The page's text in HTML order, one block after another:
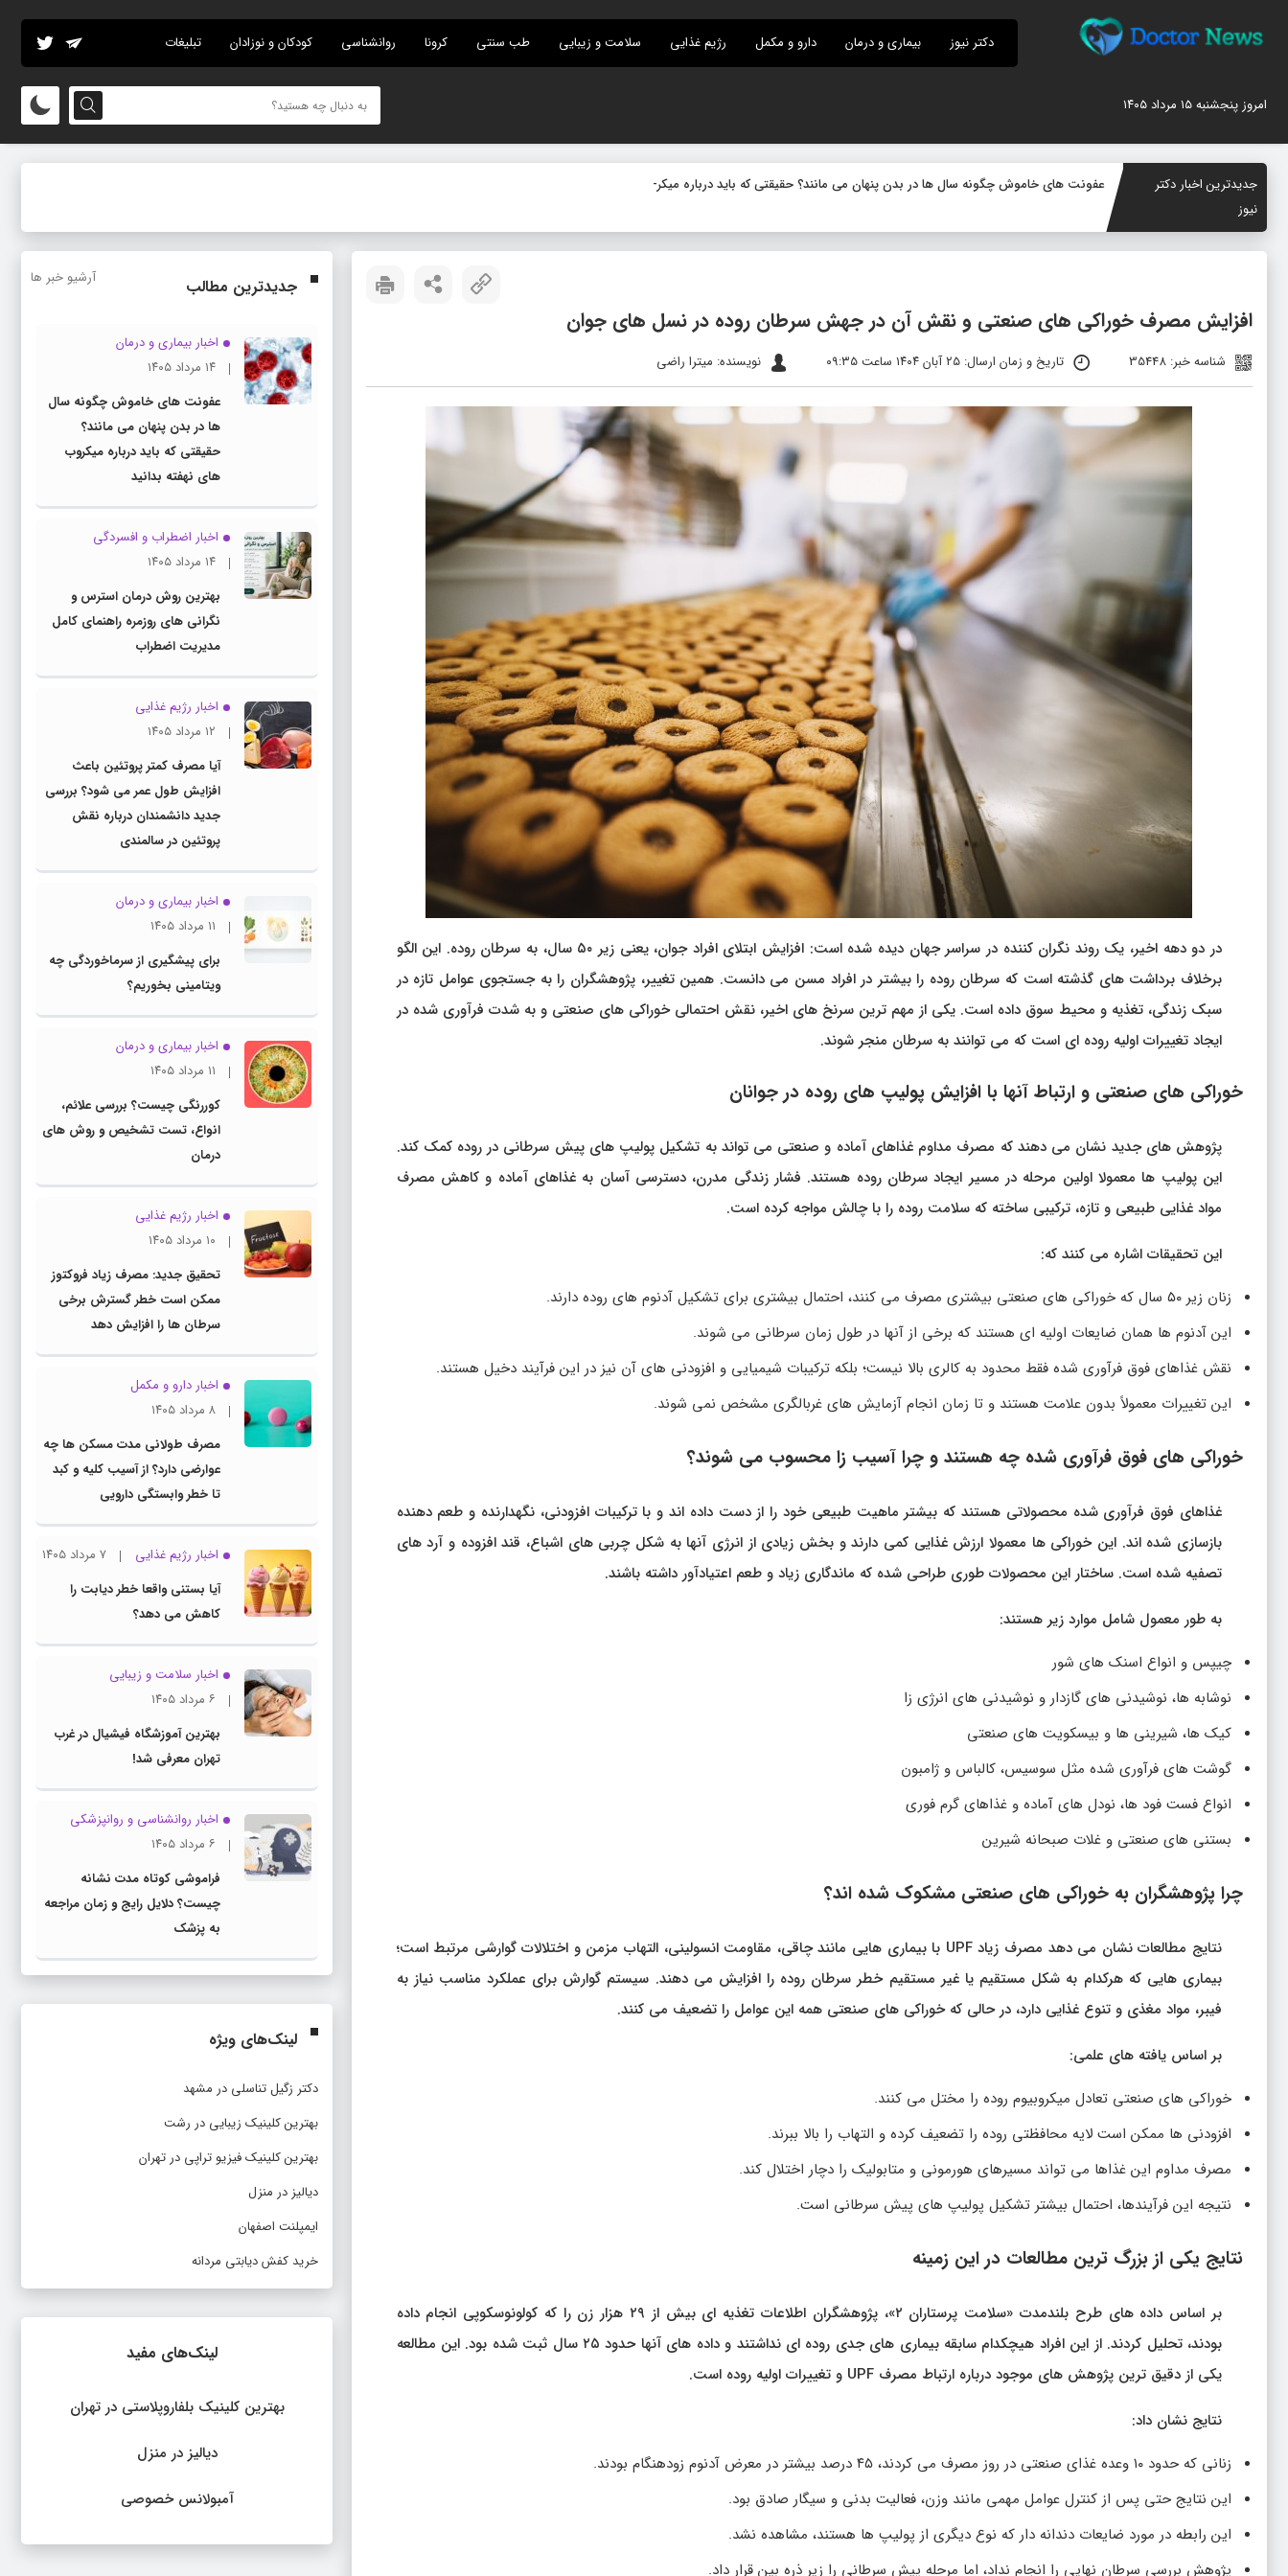
دکتر نیوز بیماری و درمان دارو و مکمل رژیم غذایی سلامت و زیبایی طب سنتی کرونا روانشناسی کودکان و نوزادان تبلیغات
امروز پنجشنبه ۱۵ مرداد ۱۴۰۵
جدیدترین اخبار دکتر
نیوز
عفونت های خاموش چگونه سال ها در بدن پنهان می مانند؟ حقیقتی که باید درباره میکروب های نهفته بدانی
افزایش مصرف خوراکی های صنعتی و نقش آن در جهش سرطان روده در نسل های جوان
شناسه خبر: 35448 تاریخ و زمان ارسال: ۲۵ آبان ۱۴۰۴ ساعت ۰۹:۳۵ نویسنده: میترا راضی
در دو دهه اخیر، یک روند نگران کننده در سراسر جهان دیده شده است: افزایش ابتلای افراد جوان، یعنی زیر ۵۰ سال، به سرطان روده. این الگو
برخلاف برداشت های گذشته است که سرطان روده را بیشتر در افراد مسن می دانست. همین تغییر، پژوهشگران را به جستجوی عوامل تازه در
سبک زندگی، تغذیه و محیط سوق داده است. یکی از مهم ترین سرنخ های اخیر، نقش احتمالی خوراکی های صنعتی و به شدت فرآوری شده در
ایجاد تغییرات اولیه روده ای است که می توانند به سرطان منجر شوند.
خوراکی های صنعتی و ارتباط آنها با افزایش پولیپ های روده در جوانان
پژوهش های جدید نشان می دهند که مصرف مداوم غذاهای آماده و صنعتی می تواند به تشکیل پولیپ های پیش سرطانی در روده کمک کند.
این پولیپ ها معمولا اولین مرحله در مسیر ایجاد سرطان روده هستند. فشار زندگی مدرن، دسترسی آسان به غذاهای آماده و کاهش مصرف
مواد غذایی طبیعی و تازه، ترکیبی ساخته که سلامت روده را با چالش مواجه کرده است.
این تحقیقات اشاره می کنند که:
زنان زیر ۵۰ سال که خوراکی های صنعتی بیشتری مصرف می کنند، احتمال بیشتری برای تشکیل آدنوم های روده دارند.
این آدنوم ها همان ضایعات اولیه ای هستند که برخی از آنها در طول زمان سرطانی می شوند.
نقش غذاهای فوق فرآوری شده فقط محدود به کالری بالا نیست؛ بلکه ترکیبات شیمیایی و افزودنی های آن نیز در این فرآیند دخیل هستند.
این تغییرات معمولاً بدون علامت هستند و تا زمان انجام آزمایش های غربالگری مشخص نمی شوند.
خوراکی های فوق فرآوری شده چه هستند و چرا آسیب زا محسوب می شوند؟
غذاهای فوق فرآوری شده محصولاتی هستند که بیشتر ماهیت طبیعی خود را از دست داده اند و با ترکیبات افزودنی، نگهدارنده و طعم دهنده
بازسازی شده اند. این خوراکی ها معمولا ارزش غذایی کمی دارند و بخش زیادی از انرژی آنها به شکل چربی های اشباع، قند افزوده و آرد های
تصفیه شده است. ساختار این محصولات طوری طراحی شده که ماندگاری زیاد و طعم اعتیادآور داشته باشند.
به طور معمول شامل موارد زیر هستند:
چیپس و انواع اسنک های شور
نوشابه ها، نوشیدنی های گازدار و نوشیدنی های انرژی زا
کیک ها، شیرینی ها و بیسکویت های صنعتی
گوشت های فرآوری شده مثل سوسیس، کالباس و ژامبون
انواع فست فود ها، نودل های آماده و غذاهای گرم فوری
بستنی های صنعتی و غلات صبحانه شیرین
چرا پژوهشگران به خوراکی های صنعتی مشکوک شده اند؟
نتایج مطالعات نشان می دهد مصرف زیاد UPF با بیماری هایی مانند چاقی، مقاومت انسولینی، التهاب مزمن و اختلالات گوارشی مرتبط است؛
بیماری هایی که هرکدام به شکل مستقیم یا غیر مستقیم خطر سرطان روده را افزایش می دهند. سیستم گوارش برای عملکرد مناسب نیاز به
فیبر، مواد مغذی و تنوع غذایی دارد، در حالی که خوراکی های صنعتی همه این عوامل را تضعیف می کنند.
بر اساس یافته های علمی:
خوراکی های صنعتی تعادل میکروبیوم روده را مختل می کنند.
افزودنی ها ممکن است لایه محافظتی روده را تضعیف کرده و التهاب را بالا ببرند.
مصرف مداوم این غذاها می تواند مسیرهای هورمونی و متابولیک را دچار اختلال کند.
نتیجه این فرآیندها، احتمال بیشتر تشکیل پولیپ های پیش سرطانی است.
نتایج یکی از بزرگ ترین مطالعات در این زمینه
بر اساس داده های طرح بلندمدت «سلامت پرستاران ۲»، پژوهشگران اطلاعات تغذیه ای بیش از ۲۹ هزار زن را که کولونوسکوپی انجام داده
بودند، تحلیل کردند. از این افراد هیچکدام سابقه بیماری های جدی روده ای نداشتند و داده های آنها حدود ۲۵ سال ثبت شده بود. این مطالعه
یکی از دقیق ترین پژوهش های موجود درباره ارتباط مصرف UPF و تغییرات اولیه روده است.
نتایج نشان داد:
زنانی که حدود ۱۰ وعده غذای صنعتی در روز مصرف می کردند، ۴۵ درصد بیشتر در معرض آدنوم زودهنگام بودند.
این نتایج حتی پس از کنترل عوامل مهمی مانند وزن، فعالیت بدنی و سیگار صادق بود.
این رابطه در مورد ضایعات دندانه دار که نوع دیگری از پولیپ ها هستند، مشاهده نشد.
پژوهش بررسی سرطان نهایی را انجام نداد، اما مرحله پیش سرطانی را زیر ذره بین قرار داد.
جدیدترین مطالب آرشیو خبر ها
اخبار بیماری و درمان
۱۴ مرداد ۱۴۰۵
عفونت های خاموش چگونه سال
ها در بدن پنهان می مانند؟
حقیقتی که باید درباره میکروب
های نهفته بدانید
اخبار اضطراب و افسردگی
۱۴ مرداد ۱۴۰۵
بهترین روش درمان استرس و
نگرانی های روزمره راهنمای کامل
مدیریت اضطراب
اخبار رژیم غذایی
۱۲ مرداد ۱۴۰۵
آیا مصرف کمتر پروتئین باعث
افزایش طول عمر می شود؟ بررسی
جدید دانشمندان درباره نقش
پروتئین در سالمندی
اخبار بیماری و درمان
۱۱ مرداد ۱۴۰۵
برای پیشگیری از سرماخوردگی چه
ویتامینی بخوریم؟
اخبار بیماری و درمان
۱۱ مرداد ۱۴۰۵
کوررنگی چیست؟ بررسی علائم،
انواع، تست تشخیص و روش های
درمان
اخبار رژیم غذایی
۱۰ مرداد ۱۴۰۵
تحقیق جدید: مصرف زیاد فروکتوز
ممکن است خطر گسترش برخی
سرطان ها را افزایش دهد
اخبار دارو و مکمل
۸ مرداد ۱۴۰۵
مصرف طولانی مدت مسکن ها چه
عوارضی دارد؟ از آسیب کلیه و کبد
تا خطر وابستگی دارویی
اخبار رژیم غذایی
۷ مرداد ۱۴۰۵
آیا بستنی واقعا خطر دیابت را
کاهش می دهد؟
اخبار سلامت و زیبایی
۶ مرداد ۱۴۰۵
بهترین آموزشگاه فیشیال در غرب
تهران معرفی شد!
اخبار روانشناسی و روانپزشكی
۶ مرداد ۱۴۰۵
فراموشی کوتاه مدت نشانه
چیست؟ دلایل رایج و زمان مراجعه
به پزشک
لینک‌های ویژه
دکتر زگیل تناسلی در مشهد
بهترین کلینیک زیبایی در رشت
بهترین کلینیک فیزیو تراپی در تهران
دیالیز در منزل
ایمپلنت اصفهان
خرید کفش دیابتی مردانه
لینک‌های مفید
بهترین کلینیک بلفاروپلاستی در تهران
دیالیز در منزل
آمبولانس خصوصی